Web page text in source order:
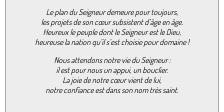
Le plan du Seigneur demeure pour toujours,
les projets de son cœur subsistent d’âge en âge.
Heureux le peuple dont le Seigneur est le Dieu,
heureuse la nation qu’il s’est choisie pour domaine !
Nous attendons notre vie du Seigneur :
il est pour nous un appui, un bouclier.
La joie de notre cœur vient de lui,
notre confiance est dans son nom très saint.